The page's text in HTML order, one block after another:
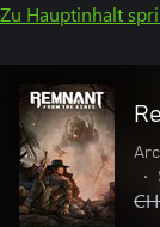
Zu Hauptinhalt
•